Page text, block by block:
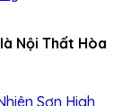
Sơn High
Nội Thất Hòa